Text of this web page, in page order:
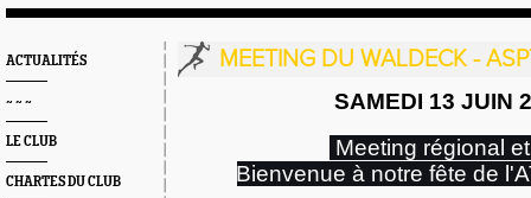
ACTUALITÉS
~ ~ ~
LE CLUB
CHARTES DU CLUB
MEETING DU WALDECK -
SAMEDI 13 JUIN
Meeting régional
Bienvenue à notre fête de